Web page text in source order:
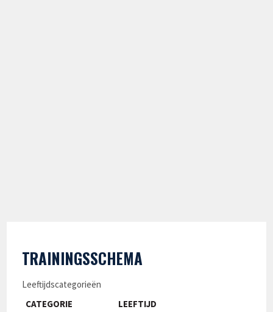
TRAININGSSCHEMA
Leeftijdscategorieën
CATEGORIE
LEEFTIJD